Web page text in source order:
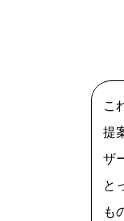
こ
提
ザ
と
も